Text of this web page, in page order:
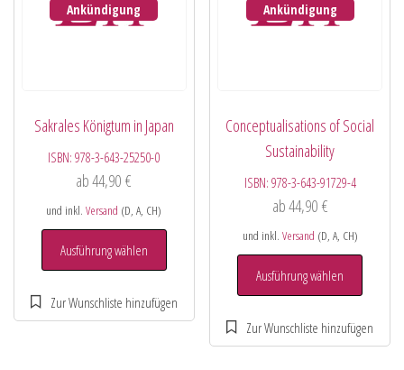
Ankündigung
Sakrales Königtum in Japan
ISBN:978-3-643-25250-0
ab44,90€
und inkl.Versand (D, A, CH)
Ausführung wählen
Ankündigung
Conceptualisations of Social
Sustainability
ISBN: 978-3-643-91729-4
ab44,90 €
und inkl. Versand (D, A, CH)
Ausführung wählen